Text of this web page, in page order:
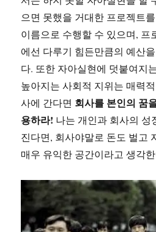
으면 못했을 거대한 프로젝트
이름으로 수행할 수 있으며, 프
에선 다루기 힘든만큼의 예산
다. 또한 자아실현에 덧붙여지
높아지는 사회적 지위는 매력
사에 간다면 회사를 본인의 꿈
용하라! 나는 개인과 회사의 성
진다면, 회사야말로 돈도 벌고
매우 유익한 공간이라고 생각